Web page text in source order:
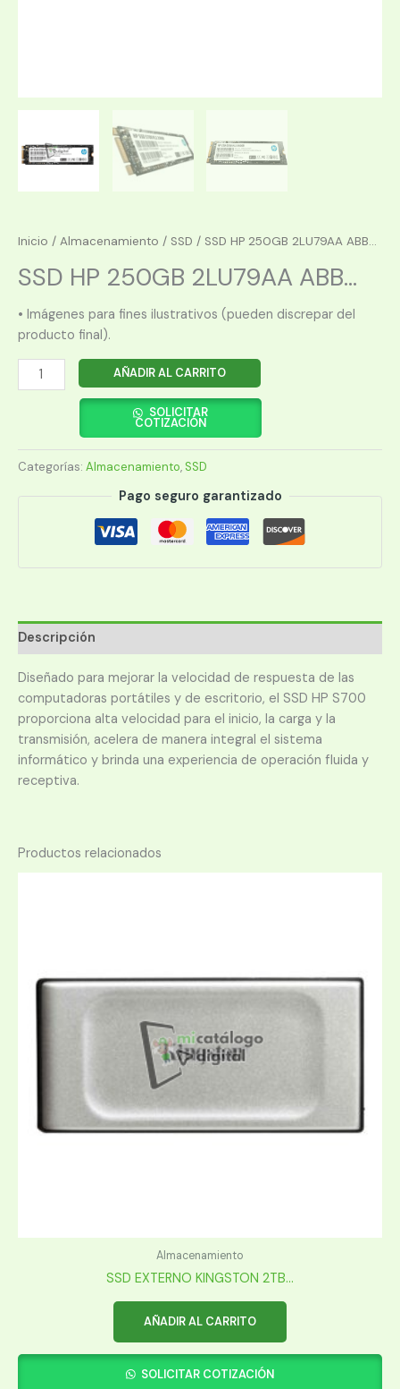
Inicio / Almacenamiento / SSD / SSD HP 250GB 2LU79AA ABB...
SSD HP 250GB 2LU79AA ABB...
• Imágenes para fines ilustrativos (pueden discrepar del
producto final).
SSD
HP
ABB
S700
AÑADIR AL CARRITO
SOLICITAR
COTIZACIÓN
Categorías: Almacenamiento, SSD
Pago seguro garantizado
Descripción
Diseñado para mejorar la velocidad de respuesta de las
computadoras portátiles y de escritorio, el SSD HP S700
proporciona alta velocidad para el inicio, la carga y la
transmisión, acelera de manera integral el sistema
informático y brinda una experiencia de operación fluida y
receptiva.
Productos relacionados
Almacenamiento
SSD EXTERNO KINGSTON 2TB...
AÑADIR AL CARRITO
SOLICITAR COTIZACIÓN